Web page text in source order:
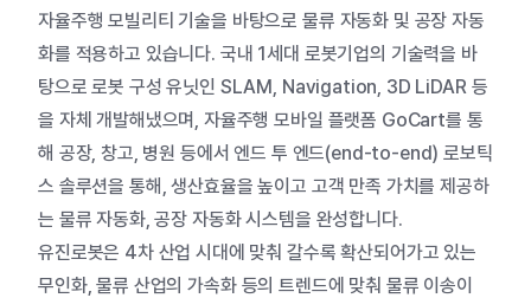
자율주행 모빌리티 기술을 바탕으로 물류 자동화 및 공장 자동
화를 적용하고 있습니다. 국내 1세대 로봇기업의 기술력을 바
탕으로 로봇 구성 유닛인 SLAM, Navigation, 3D LiDAR 등
을 자체 개발해냈으며 , 자율주행 모바일 플랫폼 GoCart를 통
해 공장,창고, 병원 등에서 엔드 투 엔드(end-to-end)로보틱
스 솔루션을 통해 ,생산효율을 높이고 고객 만족 가치를 제공하
는 물류 자동화,공장 자동화 시스템을 완성합니다.
유진로봇은 4차 산업 시대에 맞춰 갈수록 확산되어가고 있는
무인화,물류 산업의 가속화 등의 트렌드에 맞춰 물류 이송이